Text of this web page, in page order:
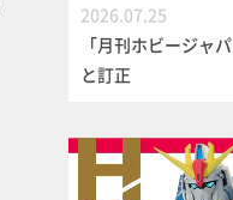
2026.07.25
「月刊ホビージャ
と訂正